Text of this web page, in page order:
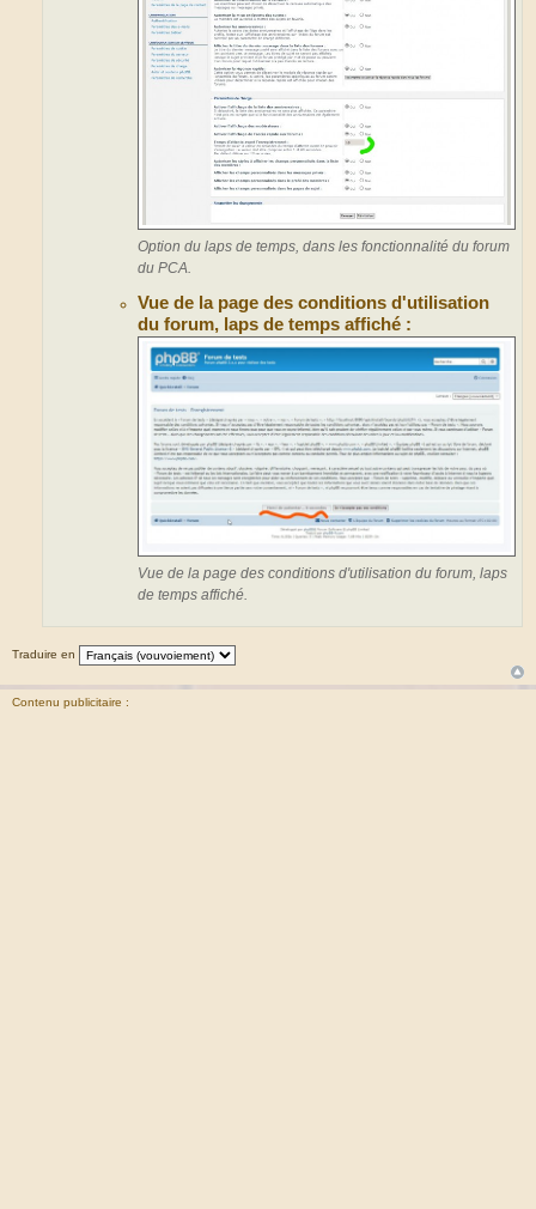
Option du laps de temps, dans les fonctionnalité du forum
du PCA.
Vue de la page des conditions d'utilisation
du forum, laps de temps affiché :
Vue de la page des conditions d'utilisation du forum, laps
de temps affiché.
Traduire en
Contenu publicitaire :